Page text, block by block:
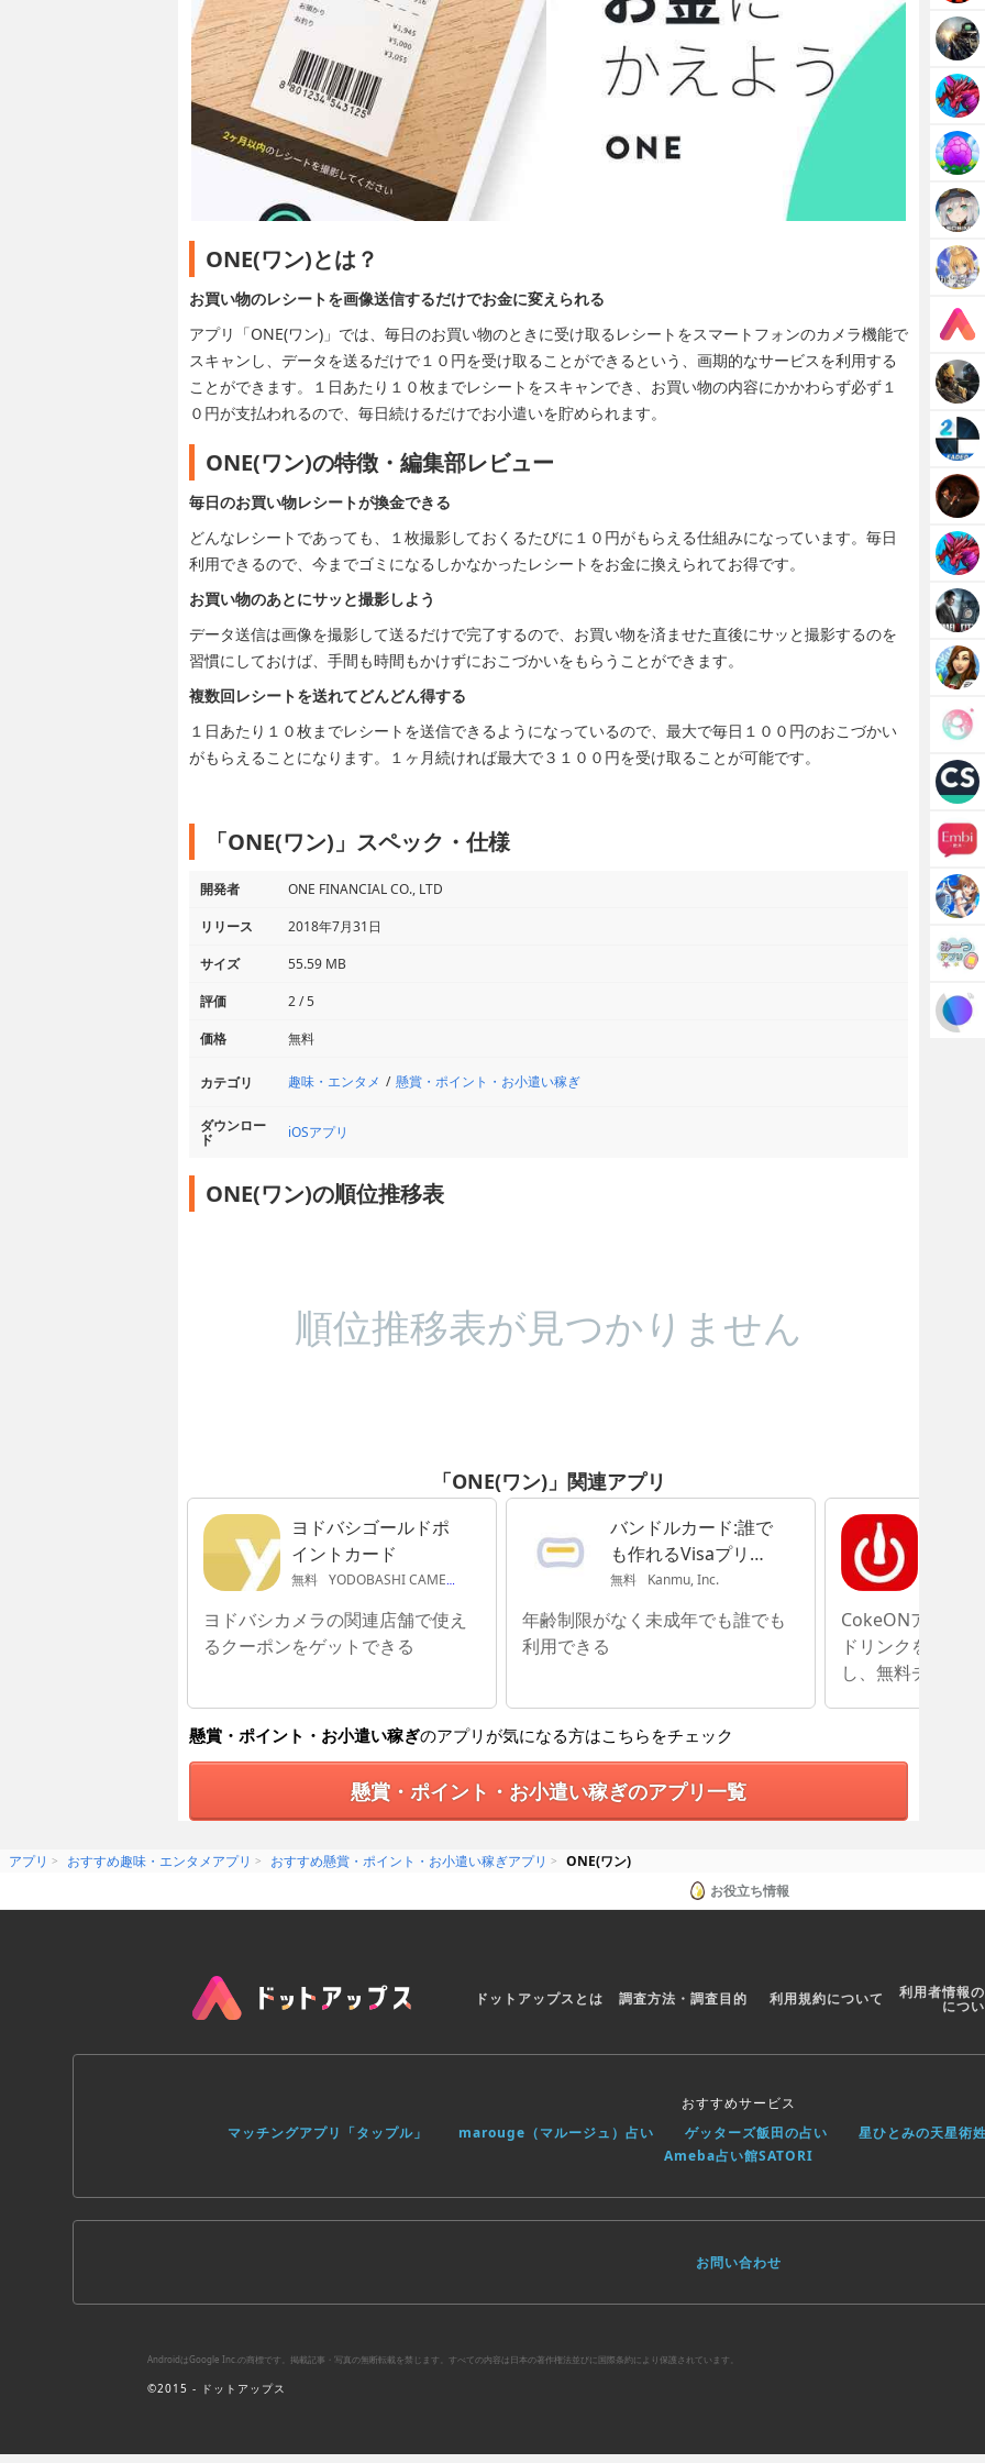
ONE(ワン)とは？
お買い物のレシートを画像送信するだけでお金に変えられる
アプリ「ONE(ワン)」では、毎日のお買い物のときに受け取るレシートをスマートフォンのカメラ機能で
スキャンし、データを送るだけで１０円を受け取ることができるという、画期的なサービスを利用する
ことができます。１日あたり１０枚までレシートをスキャンでき、お買い物の内容にかかわらず必ず１
０円が支払われるので、毎日続けるだけでお小遣いを貯められます。
ONE(ワン)の特徴・編集部レビュー
毎日のお買い物レシートが換金できる
どんなレシートであっても、１枚撮影しておくるたびに１０円がもらえる仕組みになっています。毎日
利用できるので、今までゴミになるしかなかったレシートをお金に換えられてお得です。
お買い物のあとにサッと撮影しよう
データ送信は画像を撮影して送るだけで完了するので、お買い物を済ませた直後にサッと撮影するのを
習慣にしておけば、手間も時間もかけずにおこづかいをもらうことができます。
複数回レシートを送れてどんどん得する
１日あたり１０枚までレシートを送信できるようになっているので、最大で毎日１００円のおこづかい
がもらえることになります。１ヶ月続ければ最大で３１００円を受け取ることが可能です。
「ONE(ワン)」スペック・仕様
開発者
ONE FINANCIAL CO., LTD
リリース
2018年7月31日
サイズ
55.59 MB
評価
2 / 5
価格
無料
カテゴリ 趣味・エンタメ 懸賞・ポイント・お小遣い稼ぎ
ダウンロー
ド iOSアプリ
ONE(ワン)の順位推移表
順位推移表が見つかりません
「ONE(ワン)」関連アプリ
ヨドバシゴールドポ
イントカード
無料 YODOBASHI CAMERA CO.,LTD.
ヨドバシカメラの関連店舗で使え
るクーポンをゲットできる
バンドルカード:誰で
も作れるVisaプリペ
イドカードアプリ
無料 Kanmu, Inc.
年齢制限がなく未成年でも誰でも
利用できる
CokeONアプリを
ドリンクを購入し
し、無料チケット
懸賞・ポイント・お小遣い稼ぎのアプリが気になる方はこちらをチェック
懸賞・ポイント・お小遣い稼ぎのアプリ一覧
アプリ おすすめ趣味・エンタメアプリ おすすめ懸賞・ポイント・お小遣い稼ぎアプリ
ONE(ワン)
お役立ち情報
ドットアップスとは 調査方法・調査目的 利用規約について 利用者情報
につ
おすすめサービス
マッチングアプリ「タップル」
marouge（マルージュ）占い ゲッターズ飯田の占い 星ひとみの天星術
Ameba占い館SATORI
お問い合わせ
AndroidはGoogle Inc.の商標です。掲載記事・写真の無断転載を禁じます。すべての内容は日本の著作権法並びに国際条約により保護されています。
©2015 - ドットアップス